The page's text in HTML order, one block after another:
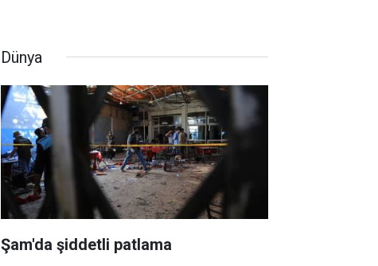
Dünya
Şam'da şiddetli patlama